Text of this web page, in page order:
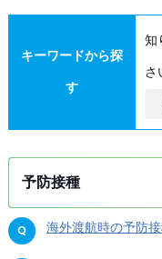
キーワードから探
す
知
さ
予防接種
海外渡航時の予防